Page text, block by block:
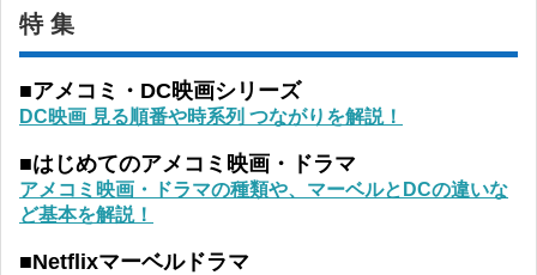
特 集
■アメコミ・DC映画シリーズ
DC映画 見る順番や時系列 つながりを解説！
■はじめてのアメコミ映画・ドラマ
アメコミ映画・ドラマの種類や、マーベルとDCの違いな
ど基本を解説！
■Netflixマーベルドラマ